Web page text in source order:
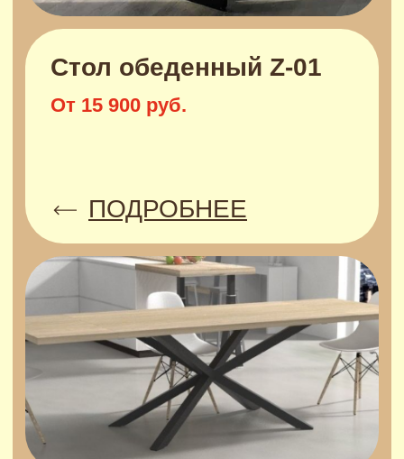
ПОДРОБНЕЕ
ПОДРОБНЕЕ
Стол обеденный Жк-04
От 13 500 руб.
Стол обеденный П-01